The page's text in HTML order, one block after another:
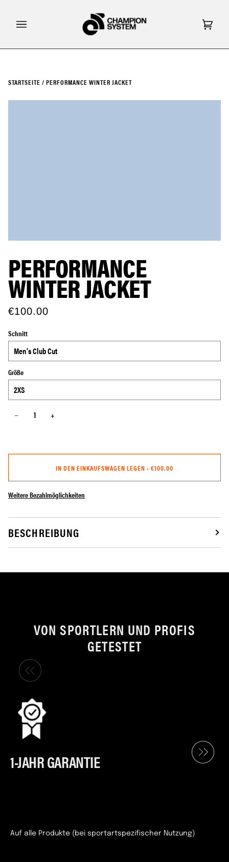
Inhalt
STARTSEITE / PERFORMANCE WINTER JACKET
PERFORMANCE
WINTER JACKET
€100.00
Schnitt
Größe
− +
IN DEN EINKAUFSWAGEN LEGEN • €100.00
Weitere Bezahlmöglichkeiten
BESCHREIBUNG
VON SPORTLERN UND PROFIS
GETESTET
1-JAHR GARANTIE
Auf alle Produkte (bei sportartspezifischer Nutzung)